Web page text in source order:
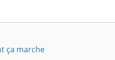
ça marche